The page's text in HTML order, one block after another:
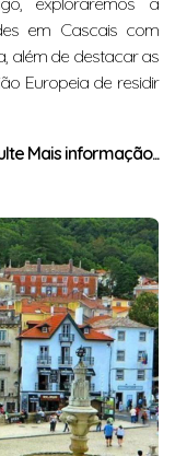
em Cascais com
além de destacar as
Europeia de residir
Mais informação...